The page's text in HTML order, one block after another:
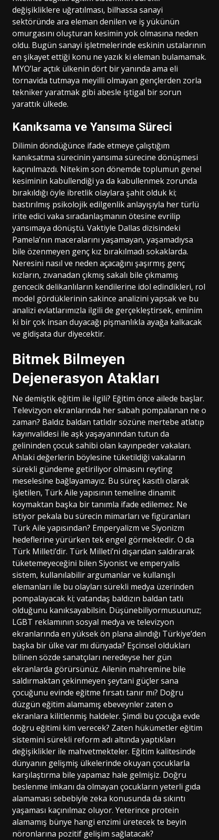
değişikliklere uğratılması, bilhassa sanayi
sektöründe ara eleman denilen ve iş yükünün
omurgasını oluşturan kesimin yok olmasına neden
oldu. Bugün sanayi işletmelerinde eskinin ustalarının
en şikayet ettiği konu ne yazık ki eleman bulamamak.
MYO’lar açtık ülkenin dört bir yanında ama eli
tornavida tutmaya meyilli olmayan gençlerden zorla
tekniker yaratmak gibi abesle iştigal bir sorun
yarattık ülkede.
Kanıksama ve Yansıma Süreci
Dilimin döndüğünce ifade etmeye çalıştığım
kanıksatma sürecinin yansıma sürecine dönüşmesi
kaçınılmazdı. Nitekim son dönemde toplumun genel
kesiminin kabullendiği ya da kabullenmek zorunda
bırakıldığı öyle ibretlik olaylara şahit olduk ki;
bastırılmış psikolojik edilgenlik anlayışıyla her türlü
irite edici vaka sıradanlaşmanın ötesine evrilip
yansımaya dönüştü. Vaktiyle Dallas dizisindeki
Pamela’nın maceralarını yaşamayan, yaşamadıysa
bile özenmeyen genç kız bırakılmadı sokaklarda.
Neresini nasıl ve neden açacağını şaşırmış genç
kızların, zıvanadan çıkmış sakalı bile çıkmamış
gencecik delikanlıların kendilerine idol edindikleri, rol
model gördüklerinin sakince analizini yapsak ve bu
analizi evlatlarımızla ilgili de gerçekleştirsek, eminim
ki bir çok insan duyacağı pişmanlıkla ayağa kalkacak
ve gidişata dur diyecektir.
Bitmek Bilmeyen
Dejenerasyon Atakları
Ne demiştik eğitim ile ilgili? Eğitim önce ailede başlar.
Televizyon ekranlarında her sabah pompalanan ne o
zaman? Baldız baldan tatlıdır sözüne mertebe atlatıp
kayınvalidesi ile aşk yaşayanından tutun da
gelininden çocuk sahibi olan kayınpeder vakaları.
Ahlaki değerlerin böylesine tüketildiği vakaların
sürekli gündeme getiriliyor olmasını reyting
meselesine bağlayamayız. Bu süreç kasıtlı olarak
işletilen, Türk Aile yapısının temeline dinamit
koymaktan başka bir tanımla ifade edilemez. Ne
istiyor pekala bu sürecin mimarları ve figüranları
Türk Aile yapısından? Emperyalizm ve Siyonizm
hedeflerine yürürken tek engel görmektedir. O da
Türk Milleti’dir. Türk Milleti’ni dışarıdan saldırarak
tüketemeyeceğini bilen Siyonist ve emperyalis
sistem, kullanılabilir argumanlar ve kullanışlı
elemanları ile bu olayları sürekli medya üzerinden
pompalayacak ki; vatandaş baldızın baldan tatlı
olduğunu kanıksayabilsin. Düşünebiliyormusuunuz;
LGBT reklamının sosyal medya ve televizyon
ekranlarında en yüksek ön plana alındığı Türkiye’den
başka bir ülke var mı dünyada? Eşcinsel oldukları
bilinen sözde sanatçıları neredeyse her gün
ekranlarda görürsünüz. Ailenin mahremine bile
saldırmaktan çekinmeyen şeytani güçler sana
çocuğunu evinde eğitme fırsatı tanır mı? Doğru
düzgün eğitim alamamış ebeveynler zaten o
ekranlara kilitlenmiş haldeler. Şimdi bu çocuğa evde
doğru eğitimi kim verecek? Zaten hükümetler eğitim
sistemini sürekli reform adı altında yaptıkları
değişiklikler ile mahvetmekteler. Eğitim kalitesinde
dünyanın gelişmiş ülkelerinde okuyan çocuklarla
karşılaştırma bile yapamaz hale gelmişiz. Doğru
beslenme imkanı da olmayan çocukların yeterli gıda
alamaması sebebiyle zeka konusunda da sıkıntı
yaşaması kaçınılmaz oluyor. Yeterince protein
alamamış bünye hangi enzimi üretecek te beyin
nöronlarına pozitif gelişim sağlatacak?